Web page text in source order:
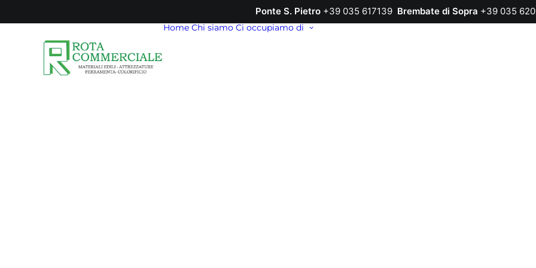
Ponte S. Pietro +39 035 617139 Brembate di Sopra +39 035
Home Chi siamo Ci occupiamo di